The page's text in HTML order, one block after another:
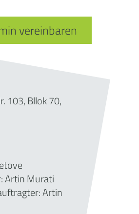
vereinbaren
103, Bllok 70,
Artin Murati
Artin